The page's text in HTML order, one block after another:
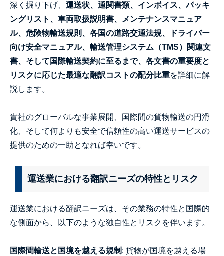
深く掘り下げ、 運送状、通関書類、インボイス、パッキ
ングリスト、車両取扱説明書、メンテナンスマニュア
ル、危険物輸送規則、各国の道路交通法規、ドライバー
向け安全マニュアル、輸送管理システム（TMS）関連文
書、そして国際輸送契約に至るまで、各文書の重要度と
リスクに応じた最適な翻訳コストの配分比重を詳細に解
説します。
貴社のグローバルな事業展開、国際間の貨物輸送の円滑
化、そして何よりも安全で信頼性の高い運送サービスの
提供のための一助となれば幸いです。
運送業における翻訳ニーズの特性とリスク
運送業における翻訳ニーズは、その業務の特性と国際的
な側面から、以下のような独自性とリスクを伴います。
国際間輸送と国境を越える規制 : 貨物が国境を越える場